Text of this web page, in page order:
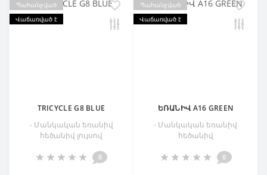
Պահանջված
Վաճառված է
TRICYCLE G8 BLUE
- Մանկական եռանիվ
հեծանիվ լույսով
0
Պահանջված
Վաճառված է
ԵՌԱՆԻՎ A16 GREEN
- Մանկական եռանիվ
հեծանիվ
0